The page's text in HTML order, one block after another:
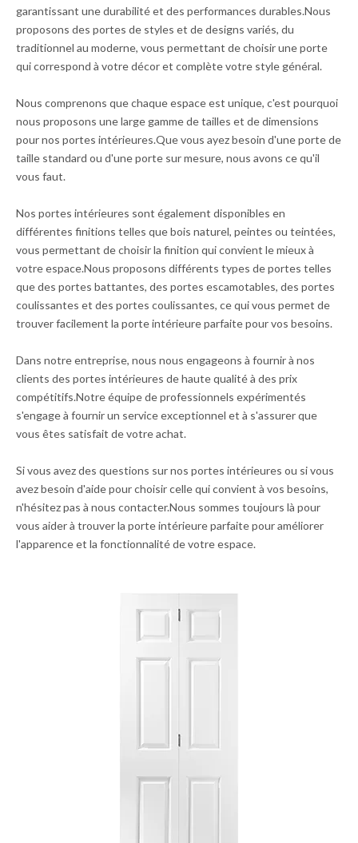
garantissant une durabilité et des performances durables.Nous
proposons des portes de styles et de designs variés, du
traditionnel au moderne, vous permettant de choisir une porte
qui correspond à votre décor et complète votre style général.
Nous comprenons que chaque espace est unique, c'est pourquoi
nous proposons une large gamme de tailles et de dimensions
pour nos portes intérieures.Que vous ayez besoin d'une porte de
taille standard ou d'une porte sur mesure, nous avons ce qu'il
vous faut.
Nos portes intérieures sont également disponibles en
différentes finitions telles que bois naturel, peintes ou teintées,
vous permettant de choisir la finition qui convient le mieux à
votre espace.Nous proposons différents types de portes telles
que des portes battantes, des portes escamotables, des portes
coulissantes et des portes coulissantes, ce qui vous permet de
trouver facilement la porte intérieure parfaite pour vos besoins.
Dans notre entreprise, nous nous engageons à fournir à nos
clients des portes intérieures de haute qualité à des prix
compétitifs.Notre équipe de professionnels expérimentés
s'engage à fournir un service exceptionnel et à s'assurer que
vous êtes satisfait de votre achat.
Si vous avez des questions sur nos portes intérieures ou si vous
avez besoin d'aide pour choisir celle qui convient à vos besoins,
n'hésitez pas à nous contacter.Nous sommes toujours là pour
vous aider à trouver la porte intérieure parfaite pour améliorer
l'apparence et la fonctionnalité de votre espace.